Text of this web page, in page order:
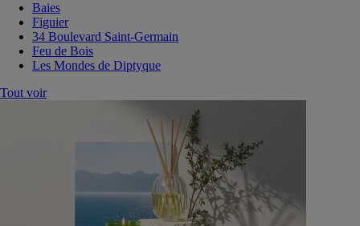
Baies
Figuier
34 Boulevard Saint-Germain
Feu de Bois
Les Mondes de Diptyque
Tout voir